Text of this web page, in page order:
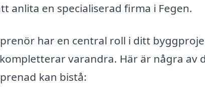
anlita en specialiserad firma i Fegen.
har en central roll i ditt
varandra. Här är några av
kan bistå: